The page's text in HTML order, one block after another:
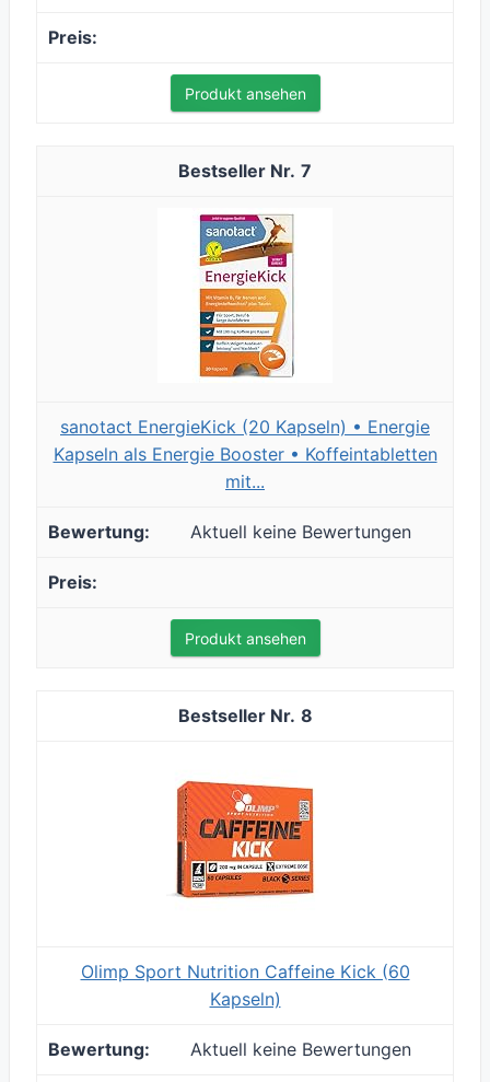
Produkt ansehen
7
sanotact EnergieKick (20 Kapseln) • Energie
Kapseln als Energie Booster • Koffeintabletten
mit...
Aktuell keine Bewertungen
Produkt ansehen
8
Olimp Sport Nutrition Caffeine Kick (60
Kapseln)
Aktuell keine Bewertungen